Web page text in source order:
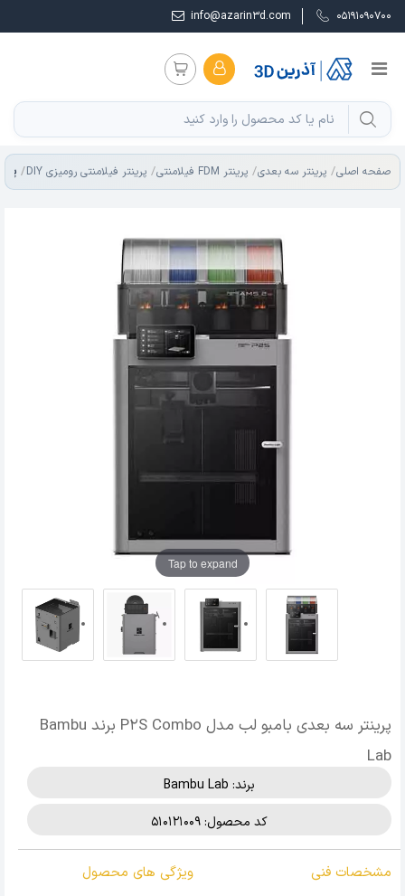
05191090700
info@azarin3d.com
صفحه اصلی پرینتر سه بعدی پرینتر FDM فیلامنتی پرینتر فیلامنتی رومیزی DIY
Tap to expand
پرینتر سه بعدی بامبو لب مدل P2S Combo برند Bambu
Lab
برند: Bambu Lab
کد محصول: 510121009
مشخصات فنی ویژگی های محصول